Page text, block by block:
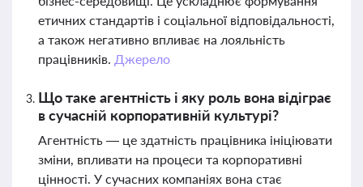
етичних стандартів і соціальної відповідальності,
а також негативно впливає на лояльність
працівників. Джерело
Що таке агентність і яку роль вона відіграє
в сучасній корпоративній культурі?
Агентність — це здатність працівника ініціювати
зміни, впливати на процеси та корпоративні
цінності. У сучасних компаніях вона стає